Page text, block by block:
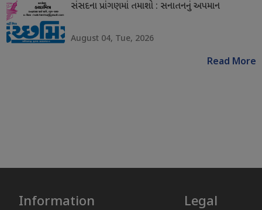
સંસદના પ્રાંગણમાં તમાશો : સનાતનનું અપમાન
August 04, Tue, 2026
Read More
Information Legal